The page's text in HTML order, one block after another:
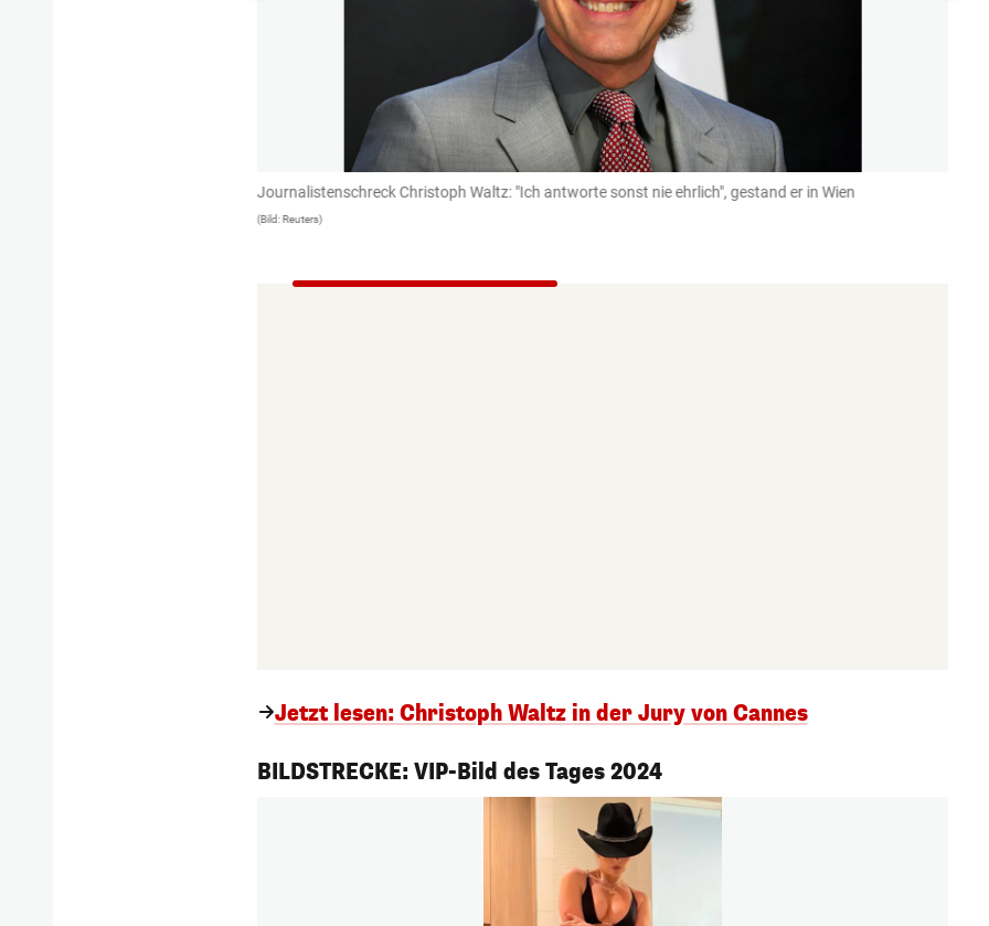
Journalistenschreck Christoph Waltz: "Ich antworte sonst nie ehrlich", gestand er in Wien
(Bild: Reuters)
Jetzt lesen: Christoph Waltz in der Jury von Cannes
BILDSTRECKE: VIP-Bild des Tages 2024
1/231